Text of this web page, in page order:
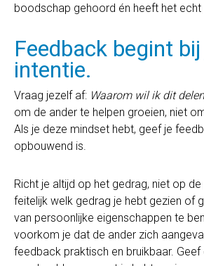
boodschap gehoord én heeft het echt
Feedback begint
intentie.
Vraag jezelf af: Waarom wil ik dit
om de ander te helpen groeien, niet
Als je deze mindset hebt, geef je
opbouwend is.
Richt je altijd op het gedrag, niet op
feitelijk welk gedrag je hebt gezien of
van persoonlijke eigenschappen te
voorkom je dat de ander zich
feedback praktisch en bruikbaar. Geef